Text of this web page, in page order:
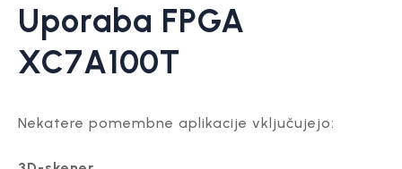
Uporaba FPGA
XC7A100T
Nekatere pomembne aplikacije vključujejo: